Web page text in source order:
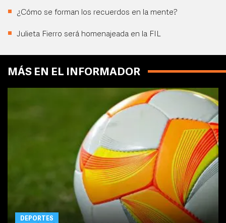
¿Cómo se forman los recuerdos en la mente?
Julieta Fierro será homenajeada en la FIL
MÁS EN EL INFORMADOR
DEPORTES